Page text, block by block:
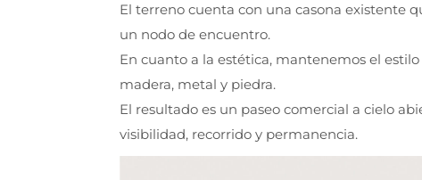
El terreno cuenta con una casona existente
un nodo de encuentro.
En cuanto a la estética, mantenemos el
madera, metal y piedra.
El resultado es un paseo comercial a cielo
visibilidad, recorrido y permanencia.